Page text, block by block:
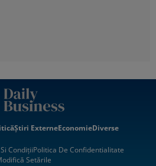
Știri ExterneEconomieDiverse
CondițiiPolitica De Confidentialitate
Setările